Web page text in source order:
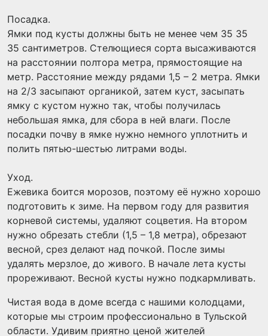
Посадка.
Ямки под кусты должны быть не менее чем 35 35
35 сантиметров. Стелющиеся сорта высаживаются
на расстоянии полтора метра, прямостоящие на
метр. Расстояние между рядами 1,5 – 2 метра. Ямки
на 2/3 засыпают органикой, затем куст, засыпать
ямку с кустом нужно так, чтобы получилась
небольшая ямка, для сбора в ней влаги. После
посадки почву в ямке нужно немного уплотнить и
полить пятью-шестью литрами воды.
Уход.
Ежевика боится морозов, поэтому её нужно хорошо
подготовить к зиме. На первом году для развития
корневой системы, удаляют соцветия. На втором
нужно обрезать стебли (1,5 – 1,8 метра), обрезают
весной, срез делают над почкой. После зимы
удалять мерзлое, до живого. В начале лета кусты
прореживают. Весной кусты нужно подкармливать.
Чистая вода в доме всегда с нашими колодцами,
которые мы строим профессионально в Тульской
области. Удивим приятно ценой жителей